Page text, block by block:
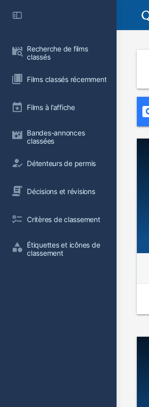
Recherche de films
classés
Films classés récemment
Films à l’affiche
Bandes-annonces
classées
Détenteurs de permis
Décisions et révisions
Critères de classement
Étiquettes et icônes de
classement